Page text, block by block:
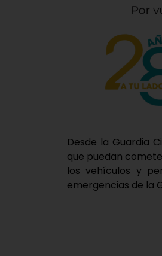
Desde la Guardia
que puedan
los vehículos y
emergencias de la